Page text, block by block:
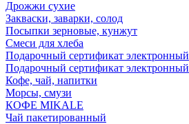
Дрожжи сухие
Закваски, заварки, солод
Посыпки зерновые, кунжут
Смеси для хлеба
Подарочный сертификат электронный
Подарочный сертификат электронный
Кофе, чай, напитки
Морсы, смузи
КОФЕ MIKALE
Чай пакетированный